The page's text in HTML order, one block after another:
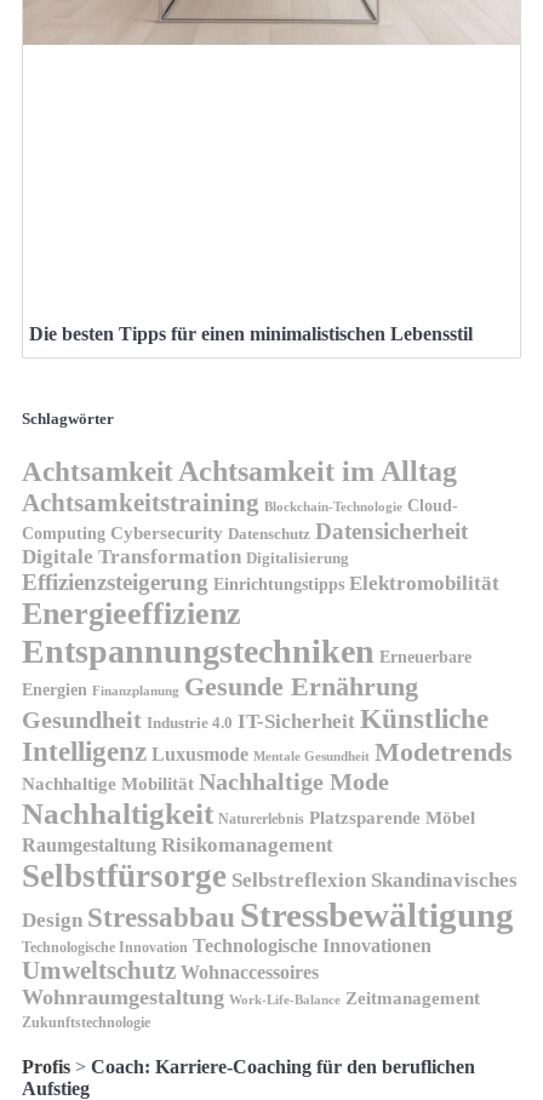
Die besten Tipps für einen minimalistischen Lebensstil
Schlagwörter
AchtsamkeitAchtsamkeit im Alltag
Achtsamkeitstraining Blockchain-Technologie Cloud-
Computing Cybersecurity Datenschutz Datensicherheit
Digitale Transformation Digitalisierung
Effizienzsteigerung Einrichtungstipps Elektromobilität
Energieeffizienz
Entspannungstechniken Erneuerbare
Energien Finanzplanung Gesunde Ernährung
Gesundheit Industrie 4.0 IT-Sicherheit Künstliche
Intelligenz Luxusmode Mentale Gesundheit Modetrends
Nachhaltige Mobilität Nachhaltige Mode
Nachhaltigkeit Naturerlebnis Platzsparende Möbel
Raumgestaltung Risikomanagement
Selbstfürsorge Selbstreflexion Skandinavisches
Design Stressabbau Stressbewältigung
Technologische Innovation Technologische Innovationen
Umweltschutz Wohnaccessoires
Wohnraumgestaltung Work-Life-Balance Zeitmanagement
Zukunftstechnologie
Profis > Coach: Karriere-Coaching für den beruflichen
Aufstieg